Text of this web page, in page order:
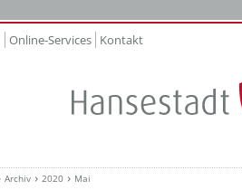
Online-Services Kontakt
Archiv 2020 Mai